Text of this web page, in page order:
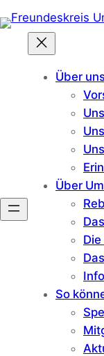
Inhalt
springen
Über
Über
So